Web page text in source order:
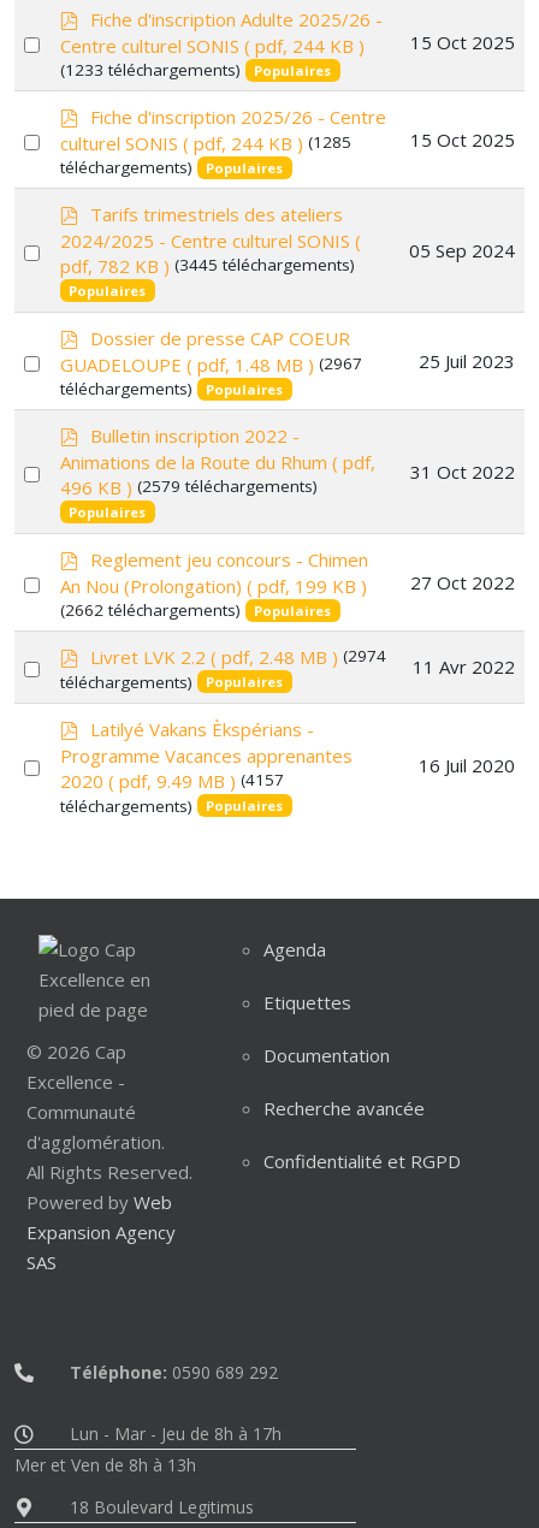
×
×Loisirs, Culture & Sport
Select
p
f
Fiche d'inscription Adulte 2025/26 -
Centre culturel SONIS ( pdf, 244 KB )
(1233 téléchargements) Populaires
15 Oct 2025
Select
p
d
f
Fiche d'inscription 2025/26 - Centre
culturel SONIS ( pdf, 244 KB ) (1285
téléchargements)
Populaires
15 Oct 2025
Select
item
p
d
f
Tarifs trimestriels des ateliers
2024/2025 - Centre culturel SONIS (
pdf, 782 KB ) (3445 téléchargements)
Populaires
05 Sep 2024
Select
p
d
f
Dossier de presse CAP COEUR
GUADELOUPE ( pdf, 1.48 MB ) (2967
téléchargements)
Populaires
25 Juil 2023
Select
item
p
d
f
Bulletin inscription 2022 -
Animations de la Route du Rhum ( pdf,
496 KB ) (2579 téléchargements)
Populaires
31 Oct 2022
Select
p
d
f
Reglement jeu concours - Chimen
An Nou (Prolongation) ( pdf, 199 KB )
(2662 téléchargements) Populaires
27 Oct 2022
Select
p
d
f
Livret LVK 2.2 ( pdf, 2.48 MB ) (2974
téléchargements)
Populaires
11 Avr 2022
Select
p
f
Latilyé Vakans Èkspérians -
Programme Vacances apprenantes
2020 ( pdf, 9.49 MB ) (4157
téléchargements)
Populaires
16 Juil 2020
© 2026 Cap
Excellence -
Communauté
d'agglomération.
All Rights Reserved.
Powered by Web
Expansion Agency
SAS
Agenda
Etiquettes
Documentation
Recherche avancée
Confidentialité et RGPD
Téléphone: 0590 689 292
Lun - Mar - Jeu de 8h à 17h
Mer et Ven de 8h à 13h
18 Boulevard Legitimus